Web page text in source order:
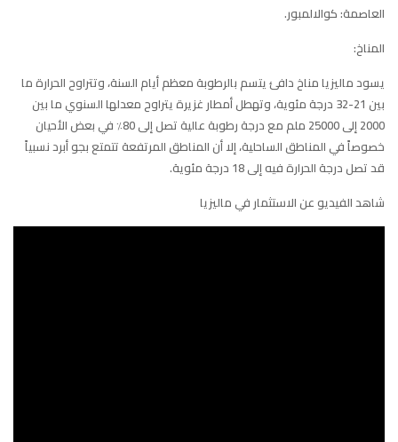
العاصمة: كوالالمبور.
المناخ:
يسود ماليزيا مناخ دافئ يتسم بالرطوبة معظم أيام السنة، وتتراوح الحرارة ما
بين 21-32 درجة مئوية، وتهطل أمطار غزيرة يتراوح معدلها السنوي ما بين
2000 إلى 25000 ملم مع درجة رطوبة عالية تصل إلى 80٪ في بعض الأحيان
خصوصاً في المناطق الساحلية، إلا أن المناطق المرتفعة تتمتع بجو أبرد نسبياً
قد تصل درجة الحرارة فيه إلى 18 درجة مئوية.
شاهد الفيديو عن الاستثمار في ماليزيا